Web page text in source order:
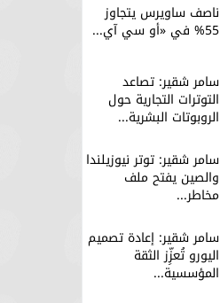
ناصف ساويرس يتجاوز
55% في «أو سي آي...
سامر شقير: تصاعد
التوترات التجارية حول
الروبوتات البشرية...
سامر شقير: توتر نيوزيلندا
والصين يفتح ملف
مخاطر...
سامر شقير: إعادة تصميم
اليورو تُعزِّز الثقة
المؤسسية...